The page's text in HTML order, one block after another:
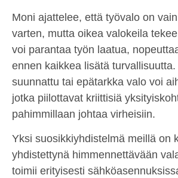
Moni ajattelee, että työvalo on
varten, mutta oikea valokeila
voi parantaa työn laatua,
ennen kaikkea lisätä
suunnattu tai epätarkka valo voi
jotka piilottavat kriittisiä
pahimmillaan johtaa virheisiin.
Yksi suosikkiyhdistelmä meillä on
yhdistettynä himmennettävään
toimii erityisesti